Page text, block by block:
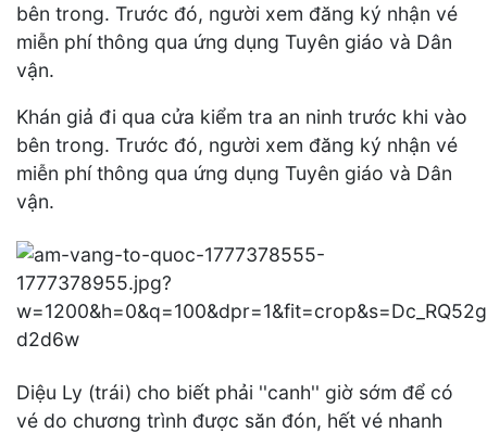
bên trong. Trước đó, người xem đăng ký nhận vé
miễn phí thông qua ứng dụng Tuyên giáo và Dân
vận.
Khán giả đi qua cửa kiểm tra an ninh trước khi vào
bên trong. Trước đó, người xem đăng ký nhận vé
miễn phí thông qua ứng dụng Tuyên giáo và Dân
vận.
Diệu Ly (trái) cho biết phải ''canh'' giờ sớm để có
vé do chương trình được săn đón, hết vé nhanh